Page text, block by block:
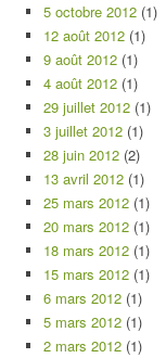
5 octobre 2012 (1)
12 août 2012 (1)
9 août 2012 (1)
4 août 2012 (1)
29 juillet 2012 (1)
3 juillet 2012 (1)
28 juin 2012 (2)
13 avril 2012 (1)
25 mars 2012 (1)
20 mars 2012 (1)
18 mars 2012 (1)
15 mars 2012 (1)
6 mars 2012 (1)
5 mars 2012 (1)
2 mars 2012 (1)